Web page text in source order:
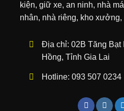
kiện, giữ xe, an ninh, nhà
nhân, nhà riêng, kho
Địa chỉ: 02B Tăng
Hồng, Tỉnh Gia Lai
Hotline: 093 507 0234